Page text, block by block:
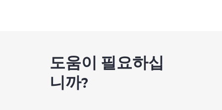
도움이 필요하십
니까?